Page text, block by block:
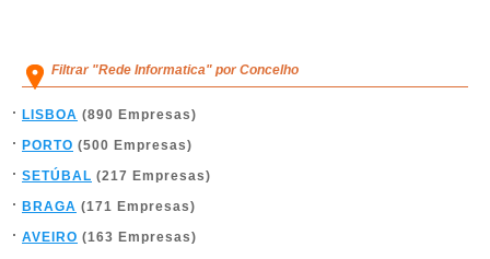
Filtrar "Rede Informatica" por Concelho
LISBOA (890 Empresas)
PORTO (500 Empresas)
SETÚBAL (217 Empresas)
BRAGA (171 Empresas)
AVEIRO (163 Empresas)